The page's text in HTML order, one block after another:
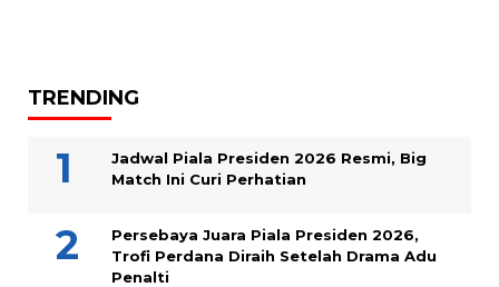
TRENDING
Jadwal Piala Presiden 2026 Resmi, Big
Match Ini Curi Perhatian
Persebaya Juara Piala Presiden 2026,
Trofi Perdana Diraih Setelah Drama Adu
Penalti